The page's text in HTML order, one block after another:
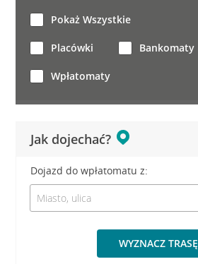
Jak dojechać?
Dojazd do wpłatomatu z:
WYZNACZ TRASĘ
Pokaż Wszystkie
Placówki Bankomaty
Wpłatomaty